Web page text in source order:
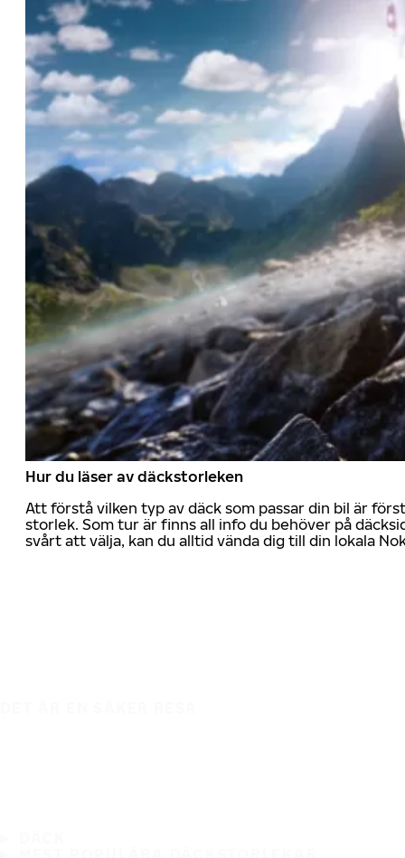
Hur du läser av däckstorleken
Att förstå vilken typ av däck som passar din bil är
storlek. Som tur är finns all info du behöver på
svårt att välja, kan du alltid vända dig till din lokala